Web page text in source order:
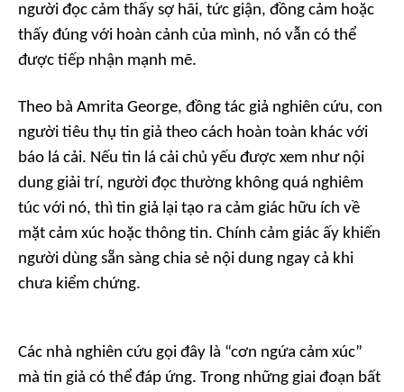
người đọc cảm thấy sợ hãi, tức giận, đồng cảm hoặc
thấy đúng với hoàn cảnh của mình, nó vẫn có thể
được tiếp nhận mạnh mẽ.
Theo bà Amrita George, đồng tác giả nghiên cứu, con
người tiêu thụ tin giả theo cách hoàn toàn khác với
báo lá cải. Nếu tin lá cải chủ yếu được xem như nội
dung giải trí, người đọc thường không quá nghiêm
túc với nó, thì tin giả lại tạo ra cảm giác hữu ích về
mặt cảm xúc hoặc thông tin. Chính cảm giác ấy khiến
người dùng sẵn sàng chia sẻ nội dung ngay cả khi
chưa kiểm chứng.
Các nhà nghiên cứu gọi đây là “cơn ngứa cảm xúc”
mà tin giả có thể đáp ứng. Trong những giai đoạn bất